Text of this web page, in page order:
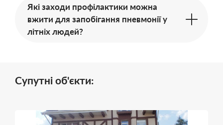
Які заходи профілактики можна
вжити для запобігання пневмонії у
літніх людей?
Супутні об'єкти: